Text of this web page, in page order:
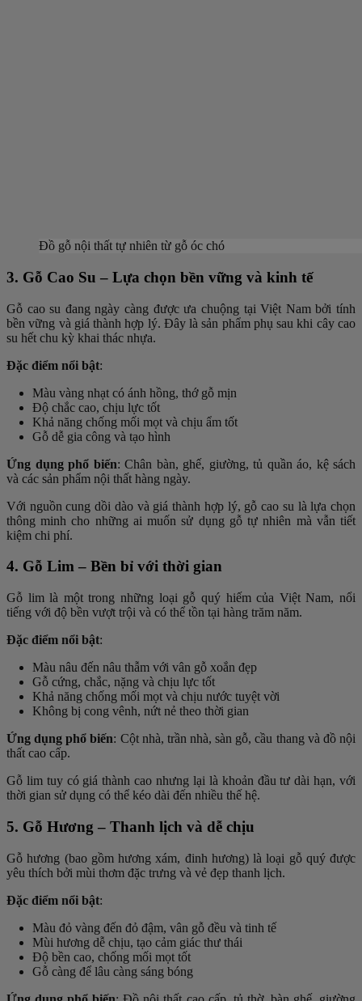
Đồ gỗ nội thất tự nhiên từ gỗ óc chó
3. Gỗ Cao Su – Lựa chọn bền vững và kinh tế
Gỗ cao su đang ngày càng được ưa chuộng tại Việt Nam bởi tính
bền vững và giá thành hợp lý. Đây là sản phẩm phụ sau khi cây cao
su hết chu kỳ khai thác nhựa.
Đặc điểm nổi bật:
Màu vàng nhạt có ánh hồng, thớ gỗ mịn
Độ chắc cao, chịu lực tốt
Khả năng chống mối mọt và chịu ẩm tốt
Gỗ dễ gia công và tạo hình
Ứng dụng phổ biến: Chân bàn, ghế, giường, tủ quần áo, kệ sách
và các sản phẩm nội thất hàng ngày.
Với nguồn cung dồi dào và giá thành hợp lý, gỗ cao su là lựa chọn
thông minh cho những ai muốn sử dụng gỗ tự nhiên mà vẫn tiết
kiệm chi phí.
4. Gỗ Lim – Bền bỉ với thời gian
Gỗ lim là một trong những loại gỗ quý hiếm của Việt Nam, nổi
tiếng với độ bền vượt trội và có thể tồn tại hàng trăm năm.
Đặc điểm nổi bật:
Màu nâu đến nâu thẫm với vân gỗ xoắn đẹp
Gỗ cứng, chắc, nặng và chịu lực tốt
Khả năng chống mối mọt và chịu nước tuyệt vời
Không bị cong vênh, nứt nẻ theo thời gian
Ứng dụng phổ biến: Cột nhà, trần nhà, sàn gỗ, cầu thang và đồ nội
thất cao cấp.
Gỗ lim tuy có giá thành cao nhưng lại là khoản đầu tư dài hạn, với
thời gian sử dụng có thể kéo dài đến nhiều thế hệ.
5. Gỗ Hương – Thanh lịch và dễ chịu
Gỗ hương (bao gồm hương xám, đinh hương) là loại gỗ quý được
yêu thích bởi mùi thơm đặc trưng và vẻ đẹp thanh lịch.
Đặc điểm nổi bật:
Màu đỏ vàng đến đỏ đậm, vân gỗ đều và tinh tế
Mùi hương dễ chịu, tạo cảm giác thư thái
Độ bền cao, chống mối mọt tốt
Gỗ càng để lâu càng sáng bóng